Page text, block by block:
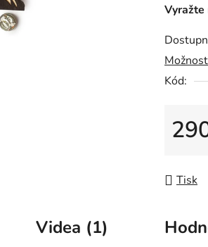
je
5,0
z
5
Vyražte
Kód:
Tisk
Videa (1)